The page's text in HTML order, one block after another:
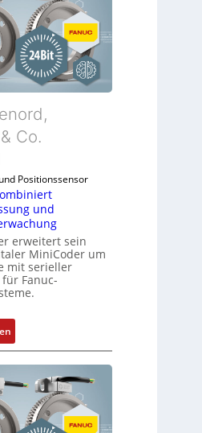
Co.
Positionssensor
und
erweitert sein
MiniCoder um
mit serieller
Fanuc-
:
D
r
e
g